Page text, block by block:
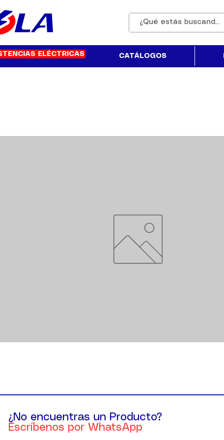
ELÉCTRICAS CATÁLOGOS
¿No encuentras un Producto?
Escríbenos por WhatsApp